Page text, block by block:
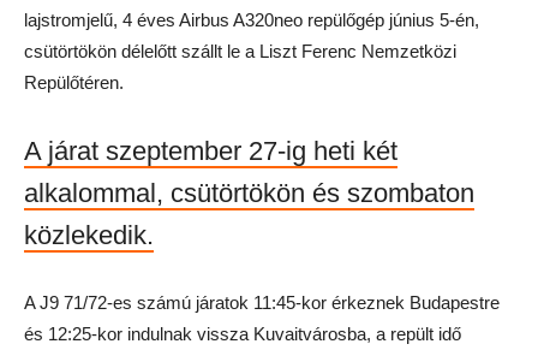
lajstromjelű, 4 éves Airbus A320neo repülőgép június 5-én,
csütörtökön délelőtt szállt le a Liszt Ferenc Nemzetközi
Repülőtéren.
A járat szeptember 27-ig heti két
alkalommal, csütörtökön és szombaton
közlekedik.
A J9 71/72-es számú járatok 11:45-kor érkeznek Budapestre
és 12:25-kor indulnak vissza Kuvaitvárosba, a repült idő